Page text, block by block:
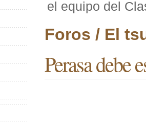
el equipo del
Foros / El
Perasa debe